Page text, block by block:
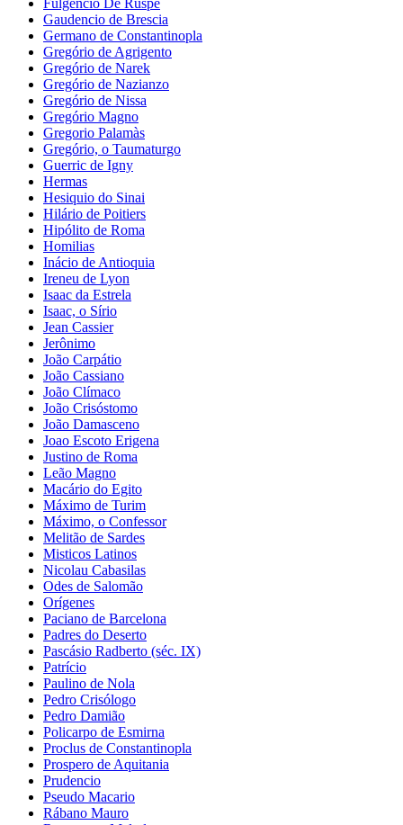
Gaudencio de Brescia
Germano de Constantinopla
Gregório de Agrigento
Gregório de Narek
Gregório de Nazianzo
Gregório de Nissa
Gregório Magno
Gregorio Palamàs
Gregório, o Taumaturgo
Guerric de Igny
Hermas
Hesiquio do Sinai
Hilário de Poitiers
Hipólito de Roma
Homilias
Inácio de Antioquia
Ireneu de Lyon
Isaac da Estrela
Isaac, o Sírio
Jean Cassier
Jerônimo
João Carpátio
João Cassiano
João Clímaco
João Crisóstomo
João Damasceno
Joao Escoto Erigena
Justino de Roma
Leão Magno
Macário do Egito
Máximo de Turim
Máximo, o Confessor
Melitão de Sardes
Misticos Latinos
Nicolau Cabasilas
Odes de Salomão
Orígenes
Paciano de Barcelona
Padres do Deserto
Pascásio Radberto (séc. IX)
Patrício
Paulino de Nola
Pedro Crisólogo
Pedro Damião
Policarpo de Esmirna
Proclus de Constantinopla
Prospero de Aquitania
Prudencio
Pseudo Macario
Rábano Mauro